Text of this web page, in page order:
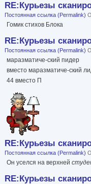
RE:Курьезы
Постоянная ссылка (Permalink)
Гомик стихов Блока
RE:Курьезы
Постоянная ссылка (Permalink)
маразматиче-ский пидер
вместо маразматиче-ский
44 вместо П
RE:Курьезы
Постоянная ссылка (Permalink)
Он уселся на верхней
RE:Курьезы